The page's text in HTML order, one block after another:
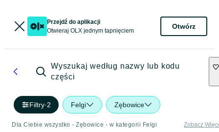
Przejdź do aplikacji
Otwieraj OLX jednym tapnięciem
Otwórz
Wyszukaj według nazwy lub kodu
części
Filtry·2 Felgi Zębowice
Dla Ciebie wszystko - Zębowice - w kategorii Felgi Zobacz